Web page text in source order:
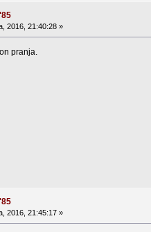
2016, 21:40:28 »
pranja.
2016, 21:45:17 »